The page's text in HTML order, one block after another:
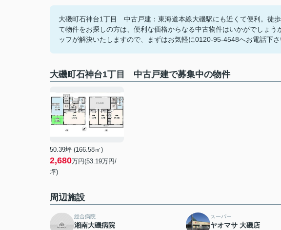
大磯町石神台1丁目 中古戸建：東海道本線大磯駅にも近くて便利。徒
て物件をお探しの方は、便利な価格からなる中古物件はいかがでしょ
ッフが解決いたしますので、まずはお気軽に0120-95-4548へお電話下さ
大磯町石神台1丁目 中古戸建で募集中の物件
50.39坪 (166.58㎡)
2,680万円(53.19万円/
坪)
周辺施設
総合病院
湘南大磯病院
スーパー
ヤオマサ 大磯店